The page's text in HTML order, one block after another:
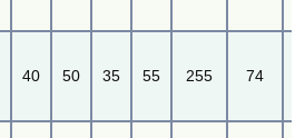
40 50 35 55 255 74